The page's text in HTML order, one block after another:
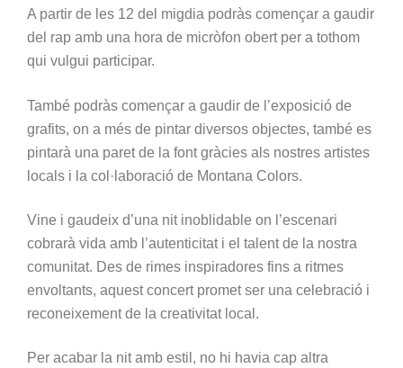
A partir de les 12 del migdia podràs començar a gaudir
del rap amb una hora de micròfon obert per a tothom
qui vulgui participar.
També podràs començar a gaudir de l’exposició de
grafits, on a més de pintar diversos objectes, també es
pintarà una paret de la font gràcies als nostres artistes
locals i la col·laboració de Montana Colors.
Vine i gaudeix d’una nit inoblidable on l’escenari
cobrarà vida amb l’autenticitat i el talent de la nostra
comunitat. Des de rimes inspiradores fins a ritmes
envoltants, aquest concert promet ser una celebració i
reconeixement de la creativitat local.
Per acabar la nit amb estil, no hi havia cap altra